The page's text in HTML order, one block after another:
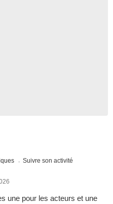
Suivre son activité
une pour les acteurs et une